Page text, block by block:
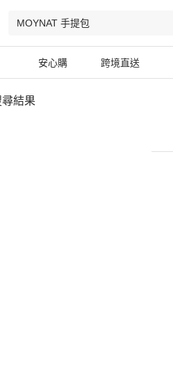
安心購 跨境直送
尋結果